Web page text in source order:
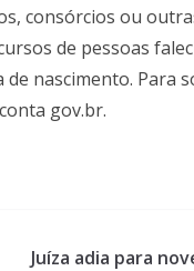
consórcios ou
de pessoas
nascimento. Para
gov.br.
Juíza adia para